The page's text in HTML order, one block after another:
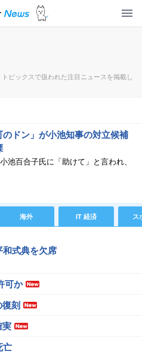
ピックスで扱われた注目ニュースを掲載し
ドン」が小池知事の対立候補
池百合子氏に「助けて」と言われ、
海外 IT 経済 ス
式典を欠席
可か
刻
実
亡